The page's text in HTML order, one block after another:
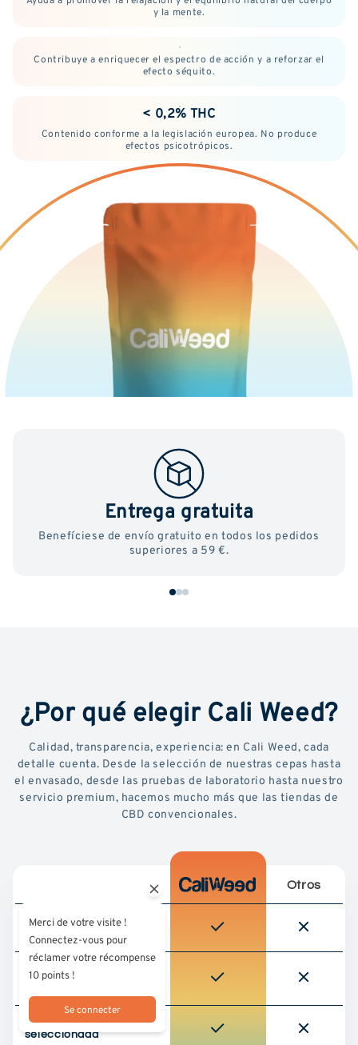
y la mente.
Contribuye a enriquecer el espectro de acción y a reforzar el
efecto séquito.
< 0,2% THC
Contenido conforme a la legislación europea. No produce
efectos psicotrópicos.
Entrega gratuita
Benefíciese de envío gratuito en todos los pedidos
superiores a 59 €.
¿Por qué elegir Cali Weed?
Calidad, transparencia, experiencia: en Cali Weed, cada
detalle cuenta. Desde la selección de nuestras cepas hasta
el envasado, desde las pruebas de laboratorio hasta nuestro
servicio premium, hacemos mucho más que las tiendas de
CBD convencionales.
Otros
Probado en laboratorio
por terceros
responsable (cultura de
Calidad superior
seleccionada
Merci de votre visite !
Connectez-vous pour
réclamer votre récompense
10 points !
Se connecter